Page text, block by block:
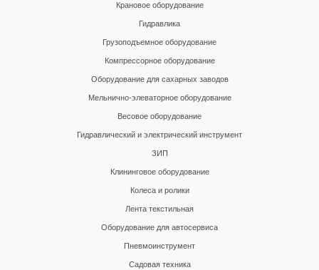
Крановое оборудование
Гидравлика
Грузоподъемное оборудование
Компрессорное оборудование
Оборудование для сахарных заводов
Мельнично-элеваторное оборудование
Весовое оборудование
Гидравлический и электрический инструмент
ЗИП
Клининговое оборудование
Колеса и ролики
Лента текстильная
Оборудование для автосервиса
Пневмоинструмент
Садовая техника